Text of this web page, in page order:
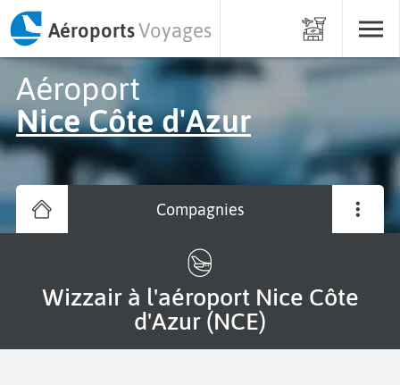
AéroportsVoyages
Aéroport
Nice Côte d'Azur
Compagnies
Wizzair à l'aéroport Nice Côte
d'Azur (NCE)